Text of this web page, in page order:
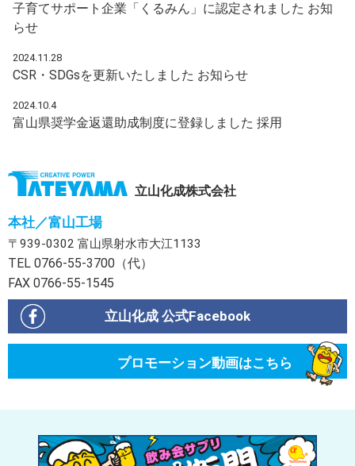
子育てサポート企業「くるみん」に認定されました お知
らせ
2024.11.28
CSR・SDGsを更新いたしました お知らせ
2024.10.4
富山県奨学金返還助成制度に登録しました 採用
立山化成株式会社
本社／富山工場
〒939-0302 富山県射水市大江1133
TEL 0766-55-3700（代）
FAX 0766-55-1545
立山化成 公式Facebook
プロモーション動画はこちら